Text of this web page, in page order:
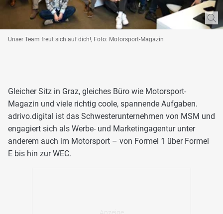
Unser Team freut sich auf dich!, Foto: Motorsport-Magazin
Gleicher Sitz in Graz, gleiches Büro wie Motorsport-
Magazin und viele richtig coole, spannende Aufgaben.
adrivo.digital ist das Schwesterunternehmen von MSM und
engagiert sich als Werbe- und Marketingagentur unter
anderem auch im Motorsport – von Formel 1 über Formel
E bis hin zur WEC.